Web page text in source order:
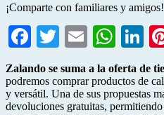
¡Comparte con familiares y amigos!
Facebook
TwitterEmail
Zalando se suma a la oferta de
podremos comprar productos de
y versátil. Una de sus propuestas
devoluciones gratuitas,